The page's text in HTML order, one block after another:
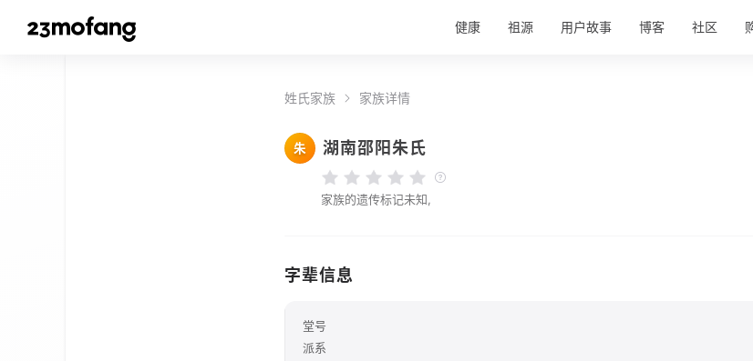
健康 祖源 用户故事 博客 社区
姓氏家族 家族详情
朱 湖南邵阳朱氏
家族的遗传标记未知,
字辈信息
堂号
派系